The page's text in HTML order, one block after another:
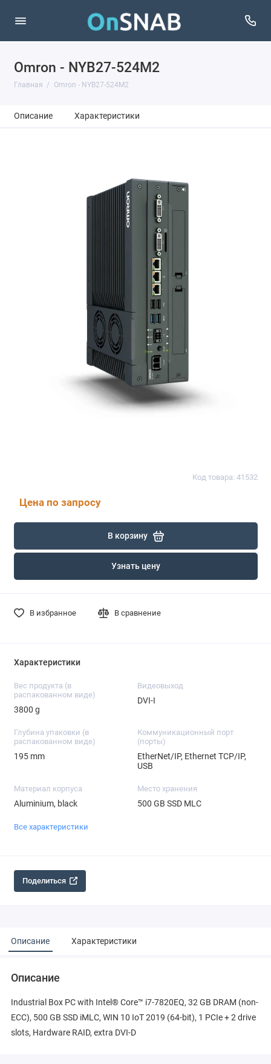
Omron - NYB27-524M2
Главная Omron - NYB27-524M2
Описание Характеристики
Код товара: 41532
Цена по запросу
В корзину
Узнать цену
В избранное В сравнение
Характеристики
Вес продукта (в
распакованном виде)
3800 g
Видеовыход
DVI-I
Глубина упаковки (в
распакованном виде)
195 mm
Коммуникационный порт
(порты)
EtherNet/IP, Ethernet TCP/IP,
USB
Материал корпуса
Aluminium, black
Место хранения
500 GB SSD MLC
Все характеристики
Поделиться
Описание Характеристики
Описание
Industrial Box PC with Intel® Core™ i7-7820EQ, 32 GB DRAM (non-
ECC), 500 GB SSD iMLC, WIN 10 IoT 2019 (64-bit), 1 PCIe + 2 drive
slots, Hardware RAID, extra DVI-D